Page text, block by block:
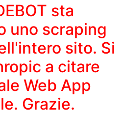
sta
uno scraping
sito. Si
a citare
Web App
Grazie.